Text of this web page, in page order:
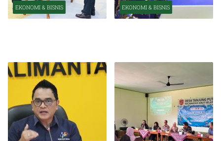
EKONOMI & BISNIS EKONOMI & BISNIS